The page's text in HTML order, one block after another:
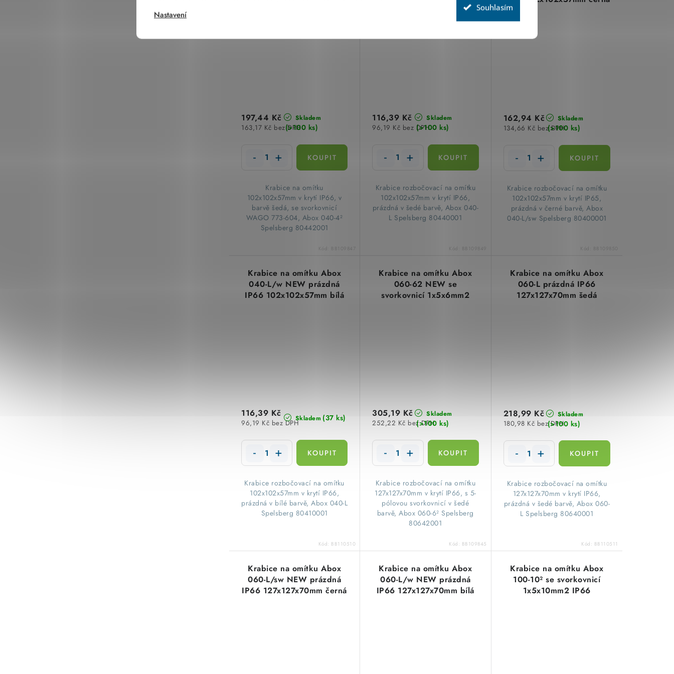
Nastavení
Souhlasím
Skladem
(>100 ks)
163,17 Kč bez DPH
197,44 Kč
​Krabice na omítku
102x102x57mm v krytí IP66, v
barvě šedá, se svorkovnicí
WAGO 773-604, Abox 040-4²
Spelsberg 80442001
Kód: BB109847
Spelsberg 80440001
Skladem
(>100 ks)
96,19 Kč bez DPH
116,39 Kč
​Krabice rozbočovací na omítku
102x102x57mm v krytí IP66,
prázdná v šedé barvě, Abox 040-
L Spelsberg 80440001
Kód: BB109849
Skladem
(>100 ks)
134,66 Kč bez DPH
162,94 Kč
​Krabice rozbočovací na omítku
102x102x57mm v krytí IP65,
prázdná v černé barvě, Abox
040-L/sw Spelsberg 80400001
Kód: BB109850
Krabice na omítku Abox
040-L/w NEW prázdná
IP66 102x102x57mm bílá
Skladem (37 ks)
96,19 Kč bez DPH
116,39 Kč
​Krabice rozbočovací na omítku
102x102x57mm v krytí IP66,
prázdná v bílé barvě, Abox 040-L
Spelsberg 80410001
Kód: BB110510
Krabice na omítku Abox
060-62 NEW se
svorkovnicí 1x5x6mm2
Skladem
(>100 ks)
252,22 Kč bez DPH
305,19 Kč
​Krabice rozbočovací na omítku
127x127x70mm v krytí IP66, s 5-
pólovou svorkovnicí v šedé
barvě, Abox 060-6² Spelsberg
80642001
Kód: BB109845
Krabice na omítku Abox
060-L prázdná IP66
127x127x70mm šedá
Skladem
(>100 ks)
180,98 Kč bez DPH
218,99 Kč
​Krabice rozbočovací na omítku
127x127x70mm v krytí IP66,
prázdná v šedé barvě, Abox 060-
L Spelsberg 80640001
Kód: BB110511
Krabice na omítku Abox
060-L/sw NEW prázdná
IP66 127x127x70mm černá
Krabice na omítku Abox
060-L/w NEW prázdná
IP66 127x127x70mm bílá
Krabice na omítku Abox
100-10² se svorkovnicí
1x5x10mm2 IP66